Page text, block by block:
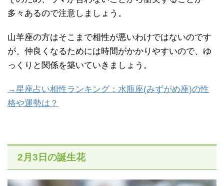
多々あるので注意しましょう。
山羊座の方はそこまで相性が悪いわけではないのです
が、仲良くなるためには時間がかかりやすいので、ゆ
っくりと関係を築いていきましょう。
→星座占い相性ランキング：水瓶座(みずがめ座)の性
格や運勢は？
2月3日の誕生花